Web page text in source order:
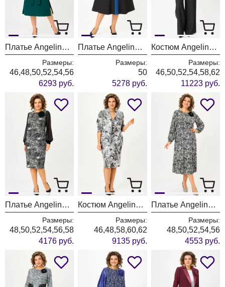
Платье Angelina & Company 1306
Размеры:
46,48,50,52,54,56
6293 руб.
Платье Angelina & Company 1304
Размеры:
50
5278 руб.
Костюм Angelina & Company 1300
Размеры:
46,50,52,54,58,62
11223 руб.
Платье Angelina & Company 1296
Размеры:
48,50,52,54,56,58
4176 руб.
Костюм Angelina & Company 1295
Размеры:
46,48,58,60,62
9135 руб.
Платье Angelina & Company 1294
Размеры:
48,50,52,54,56
4553 руб.